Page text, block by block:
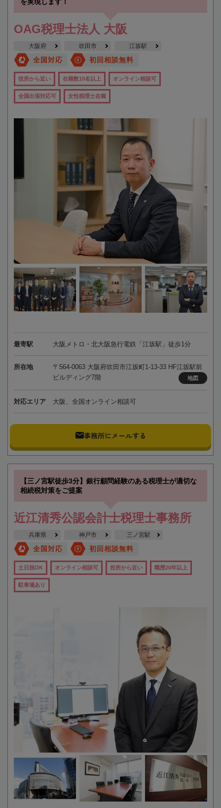
OAG税理士法人 大阪
大阪府 吹田市 江坂駅
全国対応 初回相談無料
役所から近い 在籍数10名以上 オンライン相談可
全国出張対応可 女性税理士在籍
最寄駅 大阪メトロ・北大阪急行電鉄「江坂駅」徒歩1分
所在地
〒564-0063 大阪府吹田市江坂町1-13-33 HF江坂駅前
ビルディング7階
地図
対応エリア 大阪、全国オンライン相談可
事務所にメールする
【三ノ宮駅徒歩3分】銀行顧問経験のある税理士が適切な
相続税対策をご提案
近江清秀公認会計士税理士事務所
兵庫県 神戸市 三ノ宮駅
全国対応 初回相談無料
土日祝OK オンライン相談可 役所から近い 職歴20年以上
駐車場あり